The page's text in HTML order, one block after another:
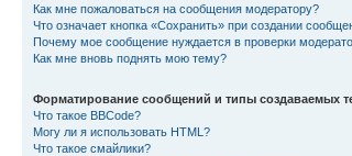
Как мне пожаловаться на сообщения модератору?
Что означает кнопка «Сохранить» при создании
Почему мое сообщение нуждается в проверки
Как мне вновь поднять мою тему?
Форматирование сообщений и типы создаваемых
Что такое BBCode?
Могу ли я использовать HTML?
Что такое смайлики?